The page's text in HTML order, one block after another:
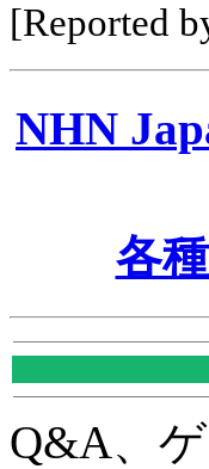
[Reported
NHN
各
Q&A、